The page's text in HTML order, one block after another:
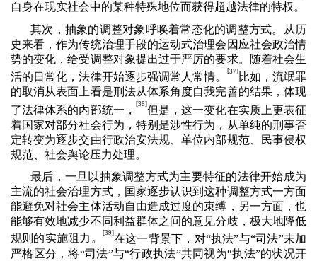
自身在现实社会中的某种特殊地位而获得超越法律的特权。
其次，抽象的调整对象呼唤着常态化的调整方式。从历
史来看，作为传统治理手段的运动式治理会因应社会政治情
势的变化，给受调整对象提出过于严厉的要求。随着社会生
活的日常化，法律开始逐步强调常人常情。
[37]比如，流氓罪
的取消从表面上看是刑法从体系角度自我完善的结果，体现
了法律体系的内部统一，
[38] 但是，这一变化在实质上更表征
着国家对部分社会行为，特别是涉性行为，从单纯的刑事否
定转变为逐步交由行政治安法规、单位内部规范、民事侵权
规范、社会舆论压力处理。
最后，一旦以抽象调整方式为主要特征的法律开始成为
主流的社会治理方式，国家逐步认识到这种调整方式一方面
能避免对社会主体活动自由造成过度的束缚，另一方面，也
能够有效地减少不同利益群体之间的意见分歧，极大地降低
规则的实施阻力。
[39]在这一背景下，对“执法”与“司法”未加
严格区分，将“司法”与“行政执法”共同视为“执法”的状况开